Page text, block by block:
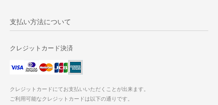
支払い方法について
クレジットカード決済
クレジットカードにてお支払いいただくことが出来ます。
ご利用可能なクレジットカードは以下の通りです。